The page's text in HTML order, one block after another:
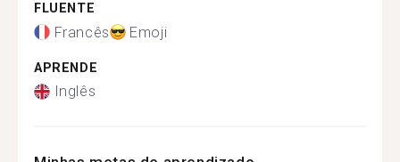
FLUENTE
Francês Emoji
APRENDE
Inglês